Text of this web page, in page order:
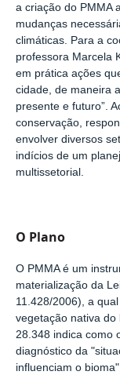
a criação do PMMA
mudanças
climáticas. Para a
professora Marcela
em prática ações
cidade, de maneira
presente e futuro”.
conservação,
envolver diversos
indícios de um
multissetorial.
O Plano
O PMMA é um
materialização da
11.428/2006), a
vegetação nativa do
28.348 indica como
diagnóstico da
influenciam o